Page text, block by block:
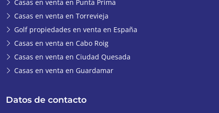
Casas en venta en Punta Prima
Casas en venta en Torrevieja
Golf propiedades en venta en España
Casas en venta en Cabo Roig
Casas en venta en Ciudad Quesada
Casas en venta en Guardamar
Datos de contacto